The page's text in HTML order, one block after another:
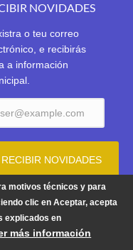
NOVIDADES
o teu correo
e recibirás
a información
|Política de Cookies
motivos técnicos y para
clic en Aceptar, acepta
explicados en
más información